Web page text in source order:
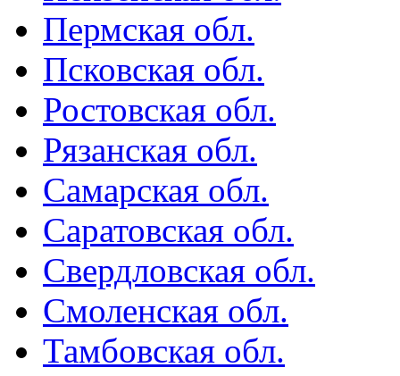
Пермская обл.
Псковская обл.
Ростовская обл.
Рязанская обл.
Самарская обл.
Саратовская обл.
Свердловская обл.
Смоленская обл.
Тамбовская обл.